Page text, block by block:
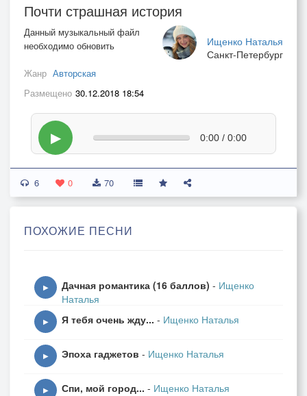
Почти страшная история
Ищенко Наталья
Санкт-Петербург
Данный музыкальный файл
необходимо обновить
Жанр Авторская
Размещено 30.12.2018 18:54
▶ 0:00 / 0:00
6 0 70
ПОХОЖИЕ ПЕСНИ
▶ Дачная романтика (16 баллов) - Ищенко
Наталья
▶ Я тебя очень жду... - Ищенко Наталья
▶ Эпоха гаджетов - Ищенко Наталья
▶ Спи, мой город... - Ищенко Наталья